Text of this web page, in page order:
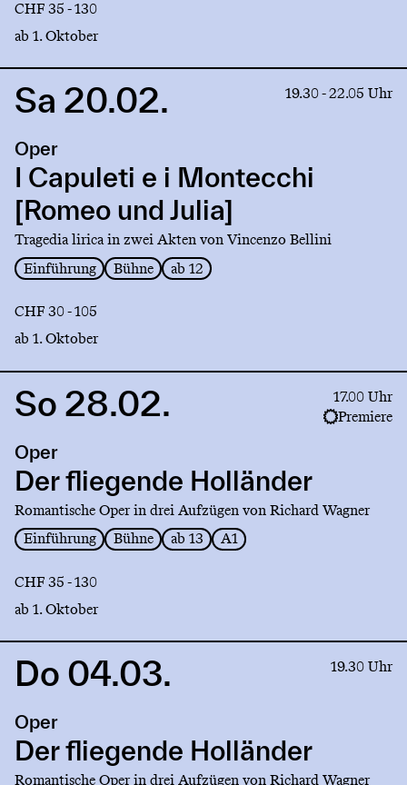
CHF 35 - 130
ab 1. Oktober
Link
Capuleti
Montecchi
[Romeo
und
Sa 20.02. 19.30 - 22.05 Uhr
Oper
I Capuleti e i Montecchi
[Romeo und Julia]
Tragedia lirica in zwei Akten von Vincenzo Bellini
Einführung
Bühne ab 12
CHF 30 - 105
ab 1. Oktober
Link
Der
fliegende
Holländer
So 28.02.
17.00 Uhr
Premiere
Oper
Der fliegende Holländer
Romantische Oper in drei Aufzügen von Richard Wagner
Einführung
Bühne ab 13 A1
CHF 35 - 130
ab 1. Oktober
Link
Der
fliegende
Holländer
Do 04.03. 19.30 Uhr
Oper
Der fliegende Holländer
Romantische Oper in drei Aufzügen von Richard Wagner